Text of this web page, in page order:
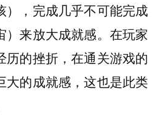
），完成几乎不可能完成
）来放大成就感。在玩家
历的挫折，在通关游戏的
大的成就感，这也是此类